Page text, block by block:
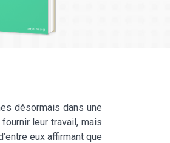
désormais dans une
leur travail, mais
eux affirmant que